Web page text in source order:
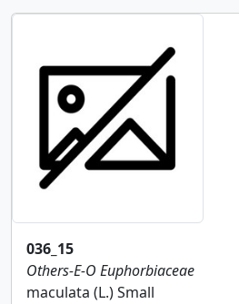
036_15
Others-E-O Euphorbiaceae
maculata (L.) Small